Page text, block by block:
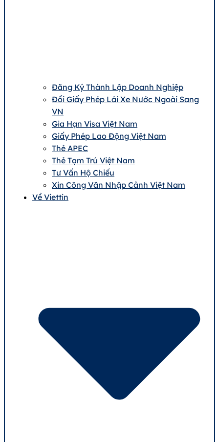
Đăng Ký Thành Lập Doanh Nghiệp
Đổi Giấy Phép Lái Xe Nước Ngoài Sang
VN
Gia Hạn Visa Việt Nam
Giấy Phép Lao Động Việt Nam
Thẻ APEC
Thẻ Tạm Trú Việt Nam
Tư Vấn Hộ Chiếu
Xin Công Văn Nhập Cảnh Việt Nam
Về Viettin